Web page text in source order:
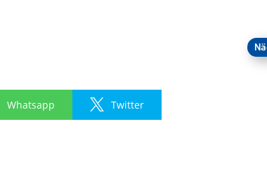
Whatsapp Twitter